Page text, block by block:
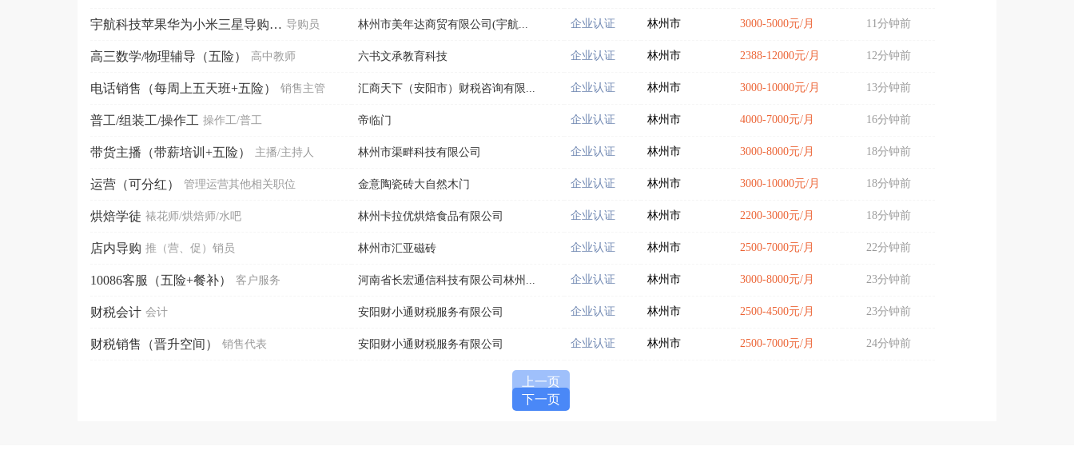
宇航科技苹果华为小米三星导购（京新/长安印象/太阳国... 导购员 林州市美年达商贸有限公司(宇航... 企业认证 林州市 3000-5000元/月 11分钟前
高三数学/物理辅导（五险） 高中教师 六书文承教育科技 企业认证 林州市 2388-12000元/月 12分钟前
电话销售（每周上五天班+五险） 销售主管 汇商天下（安阳市）财税咨询有限... 企业认证 林州市 3000-10000元/月 13分钟前
普工/组装工/操作工 操作工/普工 帝临门 企业认证 林州市 4000-7000元/月 16分钟前
带货主播（带薪培训+五险） 主播/主持人 林州市渠畔科技有限公司 企业认证 林州市 3000-8000元/月 18分钟前
运营（可分红） 管理运营其他相关职位 金意陶瓷砖大自然木门 企业认证 林州市 3000-10000元/月 18分钟前
烘焙学徒 裱花师/烘焙师/水吧 林州卡拉优烘焙食品有限公司 企业认证 林州市 2200-3000元/月 18分钟前
店内导购 推（营、促）销员 林州市汇亚磁砖 企业认证 林州市 2500-7000元/月 22分钟前
10086客服（五险+餐补） 客户服务 河南省长宏通信科技有限公司林州... 企业认证 林州市 3000-8000元/月 23分钟前
财税会计 会计 安阳财小通财税服务有限公司 企业认证 林州市 2500-4500元/月 23分钟前
财税销售（晋升空间） 销售代表 安阳财小通财税服务有限公司 企业认证 林州市 2500-7000元/月 24分钟前
上一页
下一页